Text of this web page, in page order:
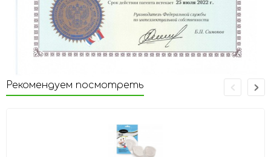
Рекомендуем посмотреть